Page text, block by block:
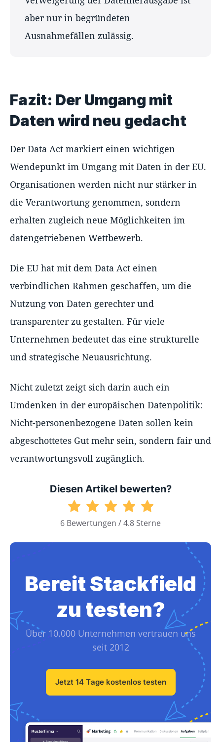
aber nur in begründeten
Ausnahmefällen zulässig.
Fazit: Der Umgang mit
Daten wird neu gedacht
Der Data Act markiert einen wichtigen
Wendepunkt im Umgang mit Daten in der EU.
Organisationen werden nicht nur stärker in
die Verantwortung genommen, sondern
erhalten zugleich neue Möglichkeiten im
datengetriebenen Wettbewerb.
Die EU hat mit dem Data Act einen
verbindlichen Rahmen geschaffen, um die
Nutzung von Daten gerechter und
transparenter zu gestalten. Für viele
Unternehmen bedeutet das eine strukturelle
und strategische Neuausrichtung.
Nicht zuletzt zeigt sich darin auch ein
Umdenken in der europäischen Datenpolitik:
Nicht-personenbezogene Daten sollen kein
abgeschottetes Gut mehr sein, sondern fair und
verantwortungsvoll zugänglich.
Diesen Artikel bewerten?
6 Bewertungen / 4.8 Sterne
Bereit Stackfield
zu testen?
Über 10.000 Unternehmen vertrauen uns
seit 2012
Jetzt 14 Tage kostenlos testen